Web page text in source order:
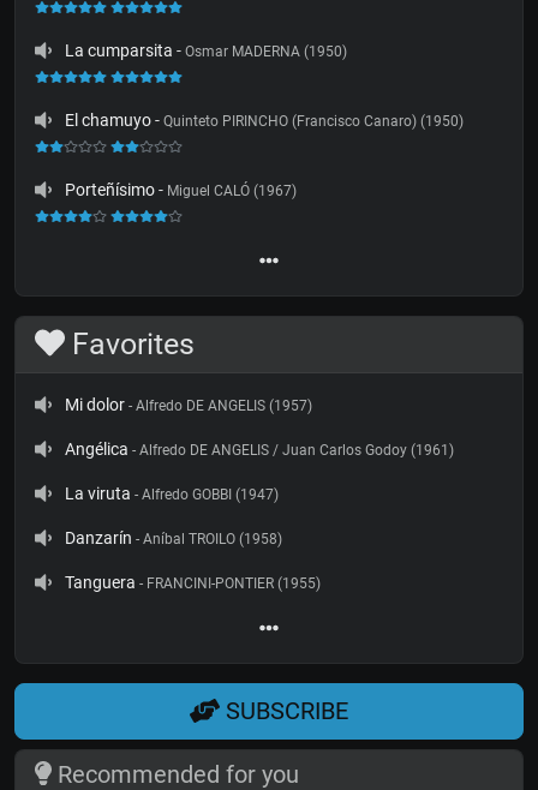
La cumparsita - Osmar MADERNA (1950)
El chamuyo- Quinteto PIRINCHO (Francisco Canaro) (1950)
Porteñísimo- Miguel CALÓ (1967)
Favorites
Mi dolor - Alfredo DE ANGELIS (1957)
Angélica - Alfredo DE ANGELIS / Juan Carlos Godoy (1961)
La viruta - Alfredo GOBBI (1947)
Danzarín - Aníbal TROILO (1958)
Tanguera - FRANCINI-PONTIER (1955)
SUBSCRIBE
Recommended for you